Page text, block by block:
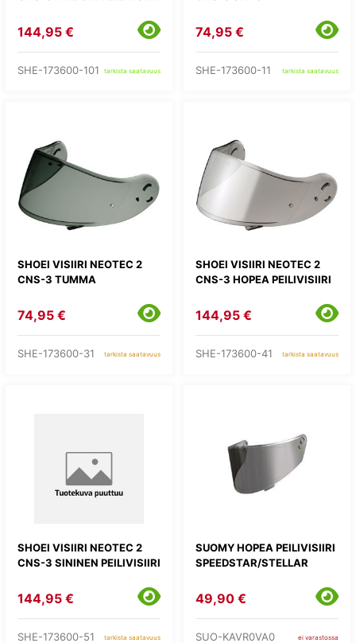
144,95 €
SHE-173600-101 tarkista saatavuus
74,95 €
SHE-173600-11 tarkista saatavuus
SHOEI VISIIRI NEOTEC 2
CNS-3 TUMMA
74,95 €
SHE-173600-31 tarkista saatavuus
SHOEI VISIIRI NEOTEC 2
CNS-3 HOPEA PEILIVISIIRI
144,95 €
SHE-173600-41 tarkista saatavuus
SHOEI VISIIRI NEOTEC 2
CNS-3 SININEN PEILIVISIIRI
144,95 €
SHE-173600-51 tarkista saatavuus
SUOMY HOPEA PEILIVISIIRI
SPEEDSTAR/STELLAR
49,90 €
SUO-KAVR0VA0 ei varastossa